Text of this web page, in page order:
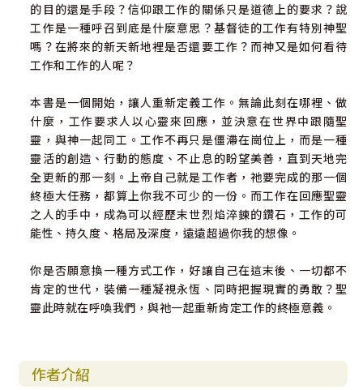
的目的還是手段？信仰跟工作的關係只是道德上的要求？說
工作是一種呼召到底是什麼意思？基督徒的工作有特別神聖
嗎？在將來的新天新地裡是否還要工作？而神又是如何看待
工作和工作的人呢？
本書是一個開始，讓人重新定義工作。無論此刻在哪裡、做
什麼，工作要求人以心靈來回應，並決意在世界中跟隨聖
靈，與神一起同工。工作不再只是僵滯在崗位上，而是一種
靈活的創造、行動的態度、不止息的盼望美善，直到天地完
全更新的那一刻。上帝自己就是工作者，祂要完成的那一個
終極大任務，都算上你我不可少的一份。而工作在回應聖靈
之人的手中，成為可以經歷末世烈焰淬鍊的鑽石，工作的可
能性、持久度、格局及深度，遠遠超過你我的想像。
你是否願意換一種方式工作，好讓自己在這末後、一切都不
肯定的世代，裝備一種凝視永恆、同時把握現實的勇敢？聖
靈此時就在呼喚我們，與祂一起重新肯定工作的終極意義。
作者介紹